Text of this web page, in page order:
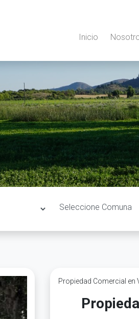
Inicio
Propiedad Comercial en